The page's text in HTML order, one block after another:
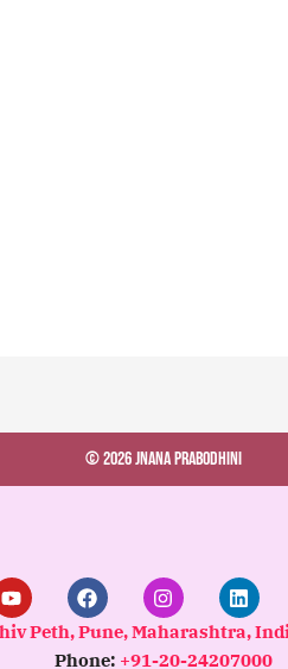
© 2026 Jnana Prabodhini
Y
o
u
t
F
a
c
e
I
n
s
t
L
i
n
k
Peth, Pune, Maharashtra,
Phone: +91-20-24207000